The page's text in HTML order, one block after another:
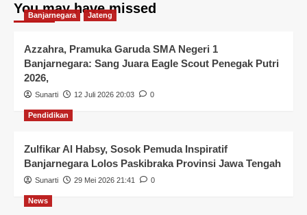
You may have missed
Banjarnegara Jateng
Azzahra, Pramuka Garuda SMA Negeri 1
Banjarnegara: Sang Juara Eagle Scout Penegak Putri
2026,
Sunarti 12 Juli 2026 20:03 0
Pendidikan
Zulfikar Al Habsy, Sosok Pemuda Inspiratif
Banjarnegara Lolos Paskibraka Provinsi Jawa Tengah
Sunarti 29 Mei 2026 21:41 0
News